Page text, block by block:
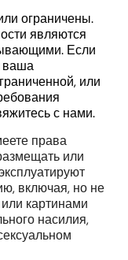
ограничены.
являются
Если
ваша
или
с нами.
права
или
включая, но не
картинами
насилия,